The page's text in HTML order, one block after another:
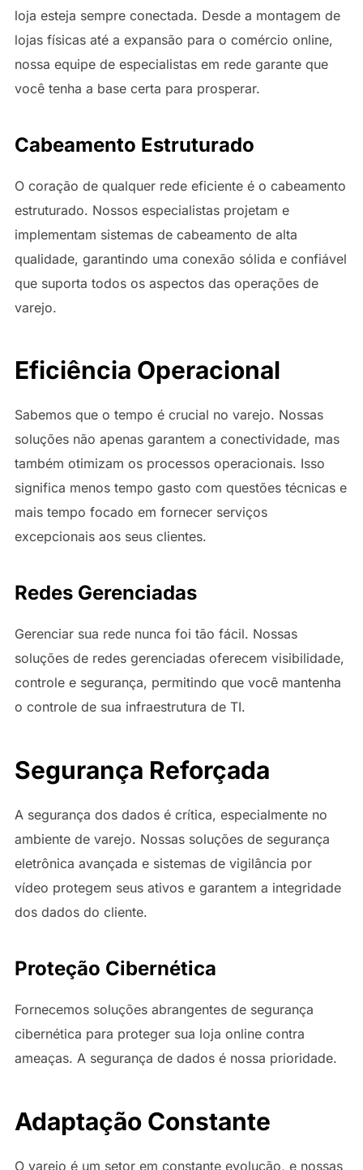
loja esteja sempre conectada. Desde a montagem de
lojas físicas até a expansão para o comércio online,
nossa equipe de especialistas em rede garante que
você tenha a base certa para prosperar.
Cabeamento Estruturado
O coração de qualquer rede eficiente é o cabeamento
estruturado. Nossos especialistas projetam e
implementam sistemas de cabeamento de alta
qualidade, garantindo uma conexão sólida e confiável
que suporta todos os aspectos das operações de
varejo.
Eficiência Operacional
Sabemos que o tempo é crucial no varejo. Nossas
soluções não apenas garantem a conectividade, mas
também otimizam os processos operacionais. Isso
significa menos tempo gasto com questões técnicas e
mais tempo focado em fornecer serviços
excepcionais aos seus clientes.
Redes Gerenciadas
Gerenciar sua rede nunca foi tão fácil. Nossas
soluções de redes gerenciadas oferecem visibilidade,
controle e segurança, permitindo que você mantenha
o controle de sua infraestrutura de TI.
Segurança Reforçada
A segurança dos dados é crítica, especialmente no
ambiente de varejo. Nossas soluções de segurança
eletrônica avançada e sistemas de vigilância por
vídeo protegem seus ativos e garantem a integridade
dos dados do cliente.
Proteção Cibernética
Fornecemos soluções abrangentes de segurança
cibernética para proteger sua loja online contra
ameaças. A segurança de dados é nossa prioridade.
Adaptação Constante
O varejo é um setor em constante evolução, e nossas